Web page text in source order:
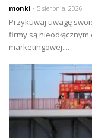
monki - 5 sierpnia, 2026
Przykuwaj uwagę
firmy są
marketingowej....